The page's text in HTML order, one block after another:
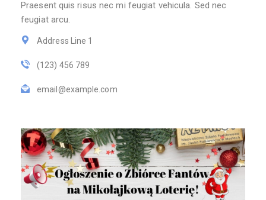
Praesent quis risus nec mi feugiat vehicula. Sed nec
feugiat arcu.
Address Line 1
(123) 456 789
email@example.com